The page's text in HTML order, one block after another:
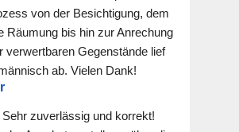
von der Besichtigung, dem
Räumung bis hin zur Anrechung
verwertbaren Gegenstände lief
ab. Vielen Dank!
Sehr zuverlässig und korrekt!